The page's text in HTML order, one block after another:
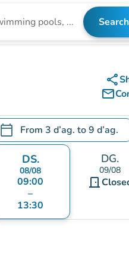
Search
share
mail_outline
calendar_today From 3 d’ag. to9 d’ag.
.Open the calendar to change
DS.
08/08
09:00
–
13:30
DG.
09/08
door_front